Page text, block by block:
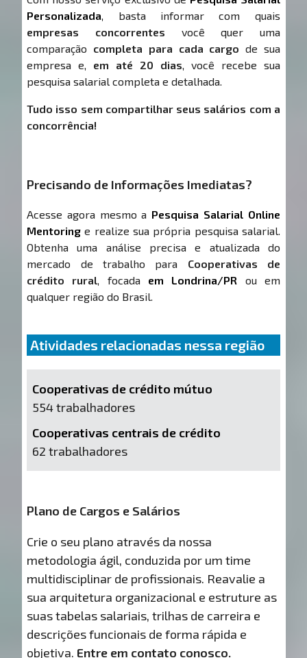
Personalizada, basta informar com quais
empresas concorrentes você quer uma
comparação completa para cada cargo de sua
empresa e, em até 20 dias, você recebe sua
pesquisa salarial completa e detalhada.
Tudo isso sem compartilhar seus salários com a
concorrência!
Precisando de Informações Imediatas?
Acesse agora mesmo a Pesquisa Salarial Online
Mentoring e realize sua própria pesquisa salarial.
Obtenha uma análise precisa e atualizada do
mercado de trabalho para Cooperativas de
crédito rural, focada em Londrina/PR ou em
qualquer região do Brasil.
Atividades relacionadas nessa região
Cooperativas de crédito mútuo
554 trabalhadores
Cooperativas centrais de crédito
62 trabalhadores
Plano de Cargos e Salários
Crie o seu plano através da nossa
metodologia ágil, conduzida por um time
multidisciplinar de profissionais. Reavalie a
sua arquitetura organizacional e estruture as
suas tabelas salariais, trilhas de carreira e
descrições funcionais de forma rápida e
objetiva. Entre em contato conosco.